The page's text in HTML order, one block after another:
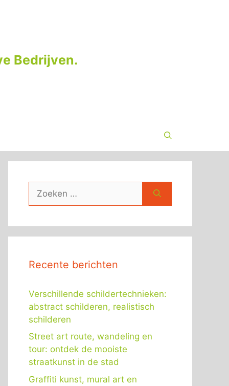
Bedrijven.
naar:
Recente berichten
Verschillende schildertechnieken:
abstract schilderen, realistisch
schilderen
Street art route, wandeling en
tour: ontdek de mooiste
straatkunst in de stad
Graffiti kunst, mural art en